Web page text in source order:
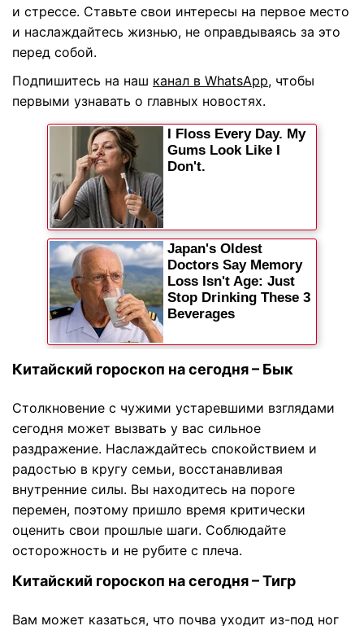
и стрессе. Ставьте свои интересы на первое место
и наслаждайтесь жизнью, не оправдываясь за это
перед собой.
Подпишитесь на наш канал в WhatsApp, чтобы
первыми узнавать о главных новостях.
Китайский гороскоп на сегодня – Бык
Столкновение с чужими устаревшими взглядами
сегодня может вызвать у вас сильное
раздражение. Наслаждайтесь спокойствием и
радостью в кругу семьи, восстанавливая
внутренние силы. Вы находитесь на пороге
перемен, поэтому пришло время критически
оценить свои прошлые шаги. Соблюдайте
осторожность и не рубите с плеча.
Китайский гороскоп на сегодня – Тигр
Вам может казаться, что почва уходит из-под ног